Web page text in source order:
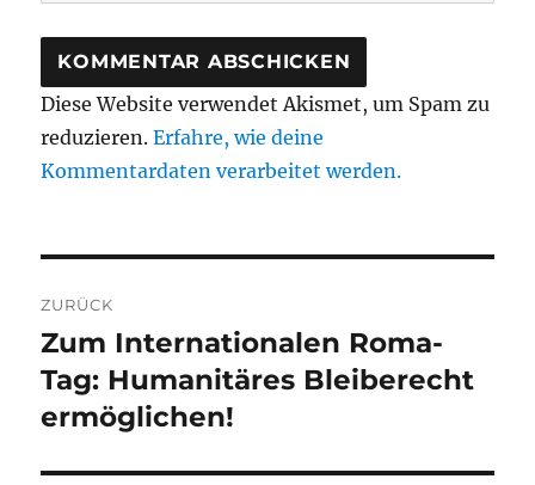
Diese Website verwendet Akismet, um Spam zu
reduzieren.Erfahre, wie deine
Kommentardaten verarbeitet werden.
ZURÜCK
Vorheriger
Beitrag:
Zum Internationalen Roma-
Tag: Humanitäres Bleiberecht
ermöglichen!